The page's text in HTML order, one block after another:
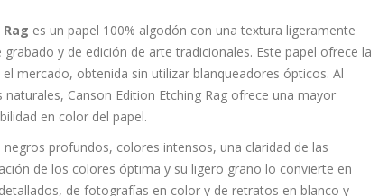
es un papel 100% algodón con una textura ligeramente
y de edición de arte tradicionales. Este papel ofrece la
mercado, obtenida sin utilizar blanqueadores ópticos. Al
Canson Edition Etching Rag ofrece una mayor
en color del papel.
profundos, colores intensos, una claridad de las
de los colores óptima y su ligero grano lo convierte en
de fotografías en color y de retratos en blanco y